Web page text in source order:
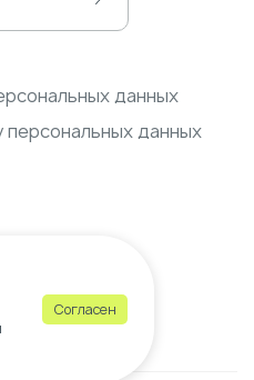
данных
персональных данных
Согласен